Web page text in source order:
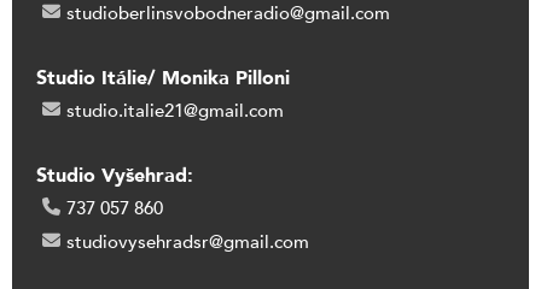
studioberlinsvobodneradio@gmail.com
Studio Itálie/ Monika Pilloni
studio.italie21@gmail.com
Studio Vyšehrad:
737 057 860
studiovysehradsr@gmail.com